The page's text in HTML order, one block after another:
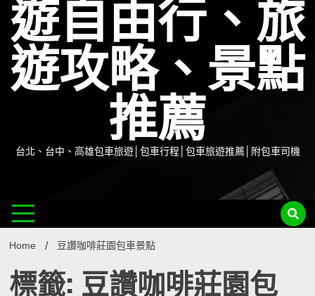
遊自由行、旅
遊攻略、景點
推薦
台北、台中、高雄包車旅遊│包車行程│包車旅遊推薦│附包車司機
Home 豆讚咖啡莊園包車景點
標籤: 豆讚咖啡莊園包